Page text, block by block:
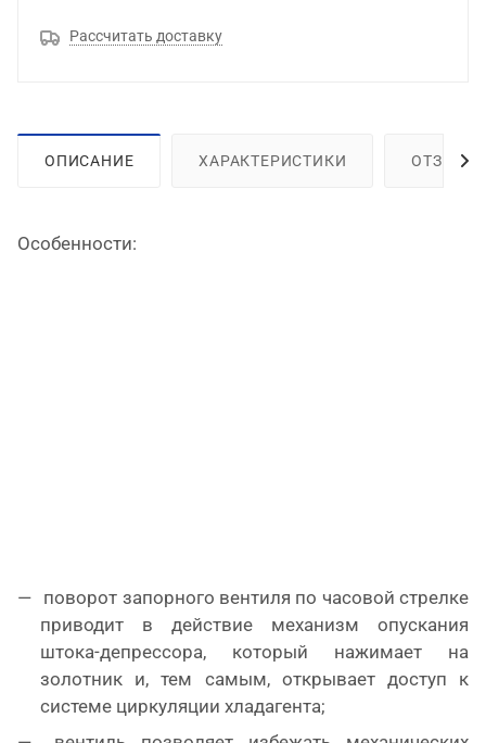
Рассчитать доставку
ОПИСАНИЕ ХАРАКТЕРИСТИКИ ОТЗЫВЫ
Особенности:
поворот запорного вентиля по часовой стрелке
приводит в действие механизм опускания
штока-депрессора, который нажимает на
золотник и, тем самым, открывает доступ к
системе циркуляции хладагента;